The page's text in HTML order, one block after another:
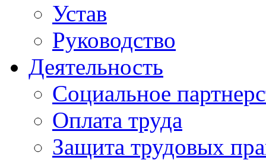
Устав
Руководство
Деятельность
Социальное
Оплата труда
Защита трудовых